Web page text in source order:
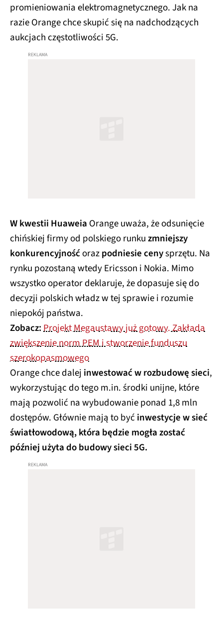
promieniowania elektromagnetycznego. Jak na
razie Orange chce skupić się na nadchodzących
aukcjach częstotliwości 5G.
W kwestii Huaweia Orange uważa, że odsunięcie
chińskiej firmy od polskiego runkuzmniejszy
konkurencyjnośćorazpodniesie cenysprzętu. Na
rynku pozostaną wtedy Ericsson i Nokia. Mimo
wszystko operator deklaruje, że dopasuje się do
decyzji polskich władz w tej sprawie i rozumie
niepokój państwa.
Zobacz:Projekt Megaustawy już gotowy. Zakłada
zwiększenie norm PEM i stworzenie funduszu
szerokopasmowego
Orange chce dalej inwestować w rozbudowę sieci,
wykorzystując do tego m.in. środki unijne, które
mają pozwolić na wybudowanie ponad 1,8 mln
dostępów. Głównie mają to być inwestycje w sieć
światłowodową, która będzie mogła zostać
później użyta do budowy sieci 5G.